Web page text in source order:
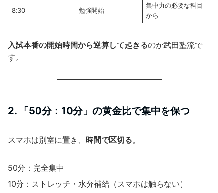
8:30 勉強開始
集中力の必要な科目
から
入試本番の開始時間から逆算して起きるのが武田塾流で
す。
2. 「50分：10分」の黄金比で集中を保つ
スマホは別室に置き、 時間で区切る。
50分：完全集中
10分：ストレッチ・水分補給（スマホは触らない）